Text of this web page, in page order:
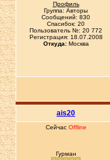
Профиль
Группа: Авторы
Сообщений: 830
Спасибок: 20
Пользователь №: 20 772
Регистрация: 18.07.2008
Откуда:Москва
ais20
Сейчас Offline
Гурман